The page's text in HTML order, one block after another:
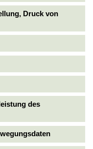
Druck von
des